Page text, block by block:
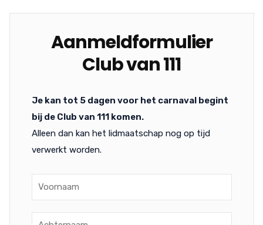
Aanmeldformulier
Club van 111
Je kan tot 5 dagen voor het carnaval begint
bij de Club van 111 komen.
Alleen dan kan het lidmaatschap nog op tijd
verwerkt worden.